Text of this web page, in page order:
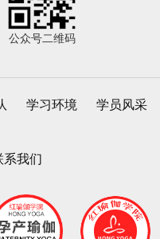
公众号二维码
学习环境 学员风采
系我们